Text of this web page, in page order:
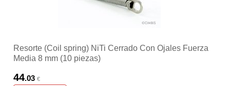
Resorte (Coil spring) NiTi Cerrado Con Ojales Fuerza
Media 8 mm (10 piezas)
44.03 €